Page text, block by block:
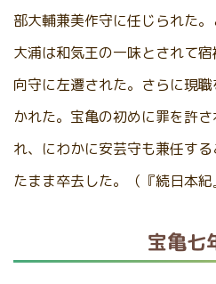
部大輔兼美作守に任じられた。
大浦は和気王の一味とされて
向守に左遷された。さらに現
かれた。宝亀の初めに罪を許
れ、にわかに安芸守も兼任す
たまま卒去した。（『続日本紀
宝亀七